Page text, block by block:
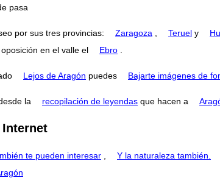
pasa
por sus tres provincias: Zaragoza Teruel y
en el valle el Ebro
Lejos de Aragón puedes Bajarte imágenes de
la recopilación de leyendas que hacen a
te pueden interesar
Y la naturaleza también.